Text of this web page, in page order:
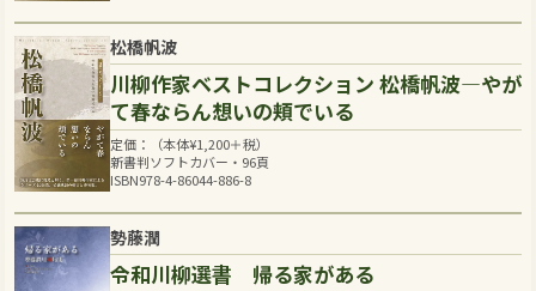
松橋帆波
川柳作家ベストコレクション 松橋帆波―やが
て春ならん想いの頬でいる
定価：（本体¥1,200＋税）
新書判ソフトカバー・96頁
ISBN978-4-86044-886-8
勢藤潤
令和川柳選書 帰る家がある